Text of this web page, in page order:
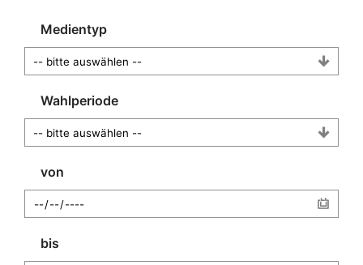
Medientyp
Wahlperiode
von
bis